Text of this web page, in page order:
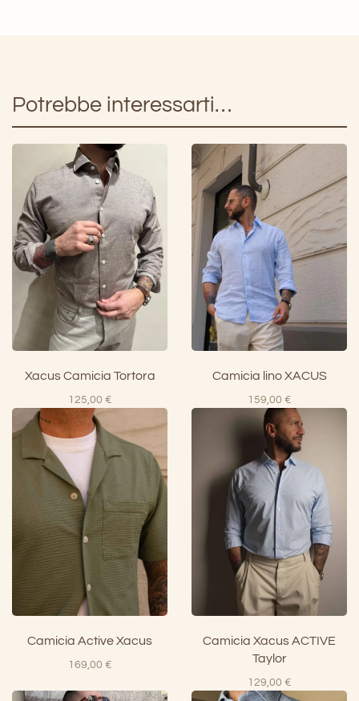
Potrebbe interessarti…
Xacus Camicia Tortora
125,00 €
Camicia lino XACUS
159,00 €
Camicia Active Xacus
169,00 €
Camicia Xacus ACTIVE
Taylor
129,00 €